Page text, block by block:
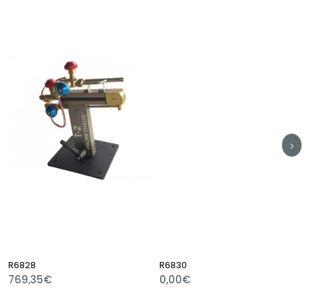
R6828
769,35€
R6830
0,00€